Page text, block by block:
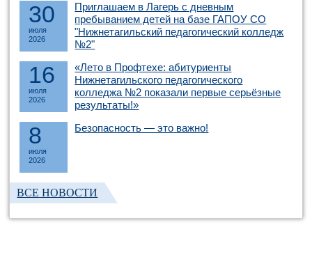
30
июля
2026
Приглашаем в Лагерь с дневным
пребыванием детей на базе ГАПОУ СО
"Нижнетагильский педагогический колледж
№2"
16
июля
2026
«Лето в Профтехе: абитуриенты
Нижнетагильского педагогического
колледжа №2 показали первые серьёзные
результаты!»
8
июля
2026
Безопасность — это важно!
ВСЕ НОВОСТИ